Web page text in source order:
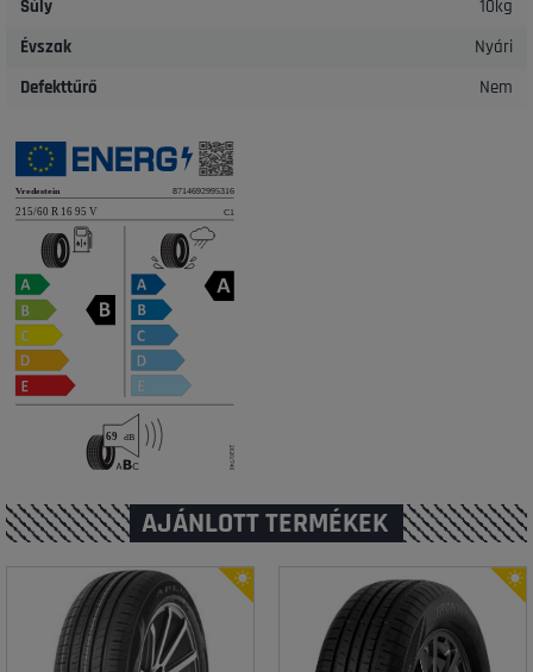
Súly
10kg
Évszak
Nyári
Defekttűrő
Nem
AJÁNLOTT TERMÉKEK